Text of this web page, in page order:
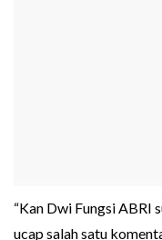
“Kan Dwi Fungsi ABRI
ucap salah satu